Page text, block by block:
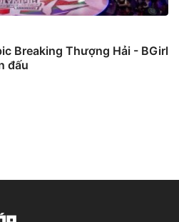
Breaking Thượng Hải - BGirl
đấu